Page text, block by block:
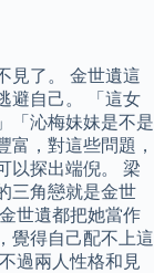
見了。 金世遺這
避自己。 「這女
「沁梅妹妹是不是
富，對這些問題，
以探出端倪。 梁
三角戀就是金世
世遺都把她當作
覺得自己配不上這
過兩人性格和見